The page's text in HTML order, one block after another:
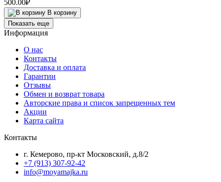
500.00₽
В корзину
Показать еще
Информация
О нас
Контакты
Доставка и оплата
Гарантии
Отзывы
Обмен и возврат товара
Авторские права и список запрещенных тем
Акции
Карта сайта
Контакты
г. Кемерово, пр-кт Московский, д.8/2
+7 (913) 307-92-42
info@moyamajka.ru